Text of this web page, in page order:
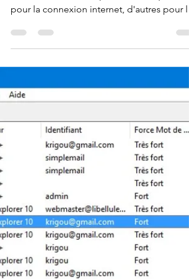
KeePass Password Safe -
gestionnaire de mot de passe
gratuit, open source
Aujourd'hui, nous avons besoin de nous
pour la connexion internet, d'autres pour